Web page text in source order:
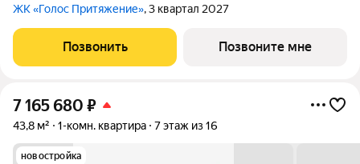
ЖК «Голос Притяжение», 3 квартал 2027
Позвонить Позвоните мне
7 165 680 ₽
43,8 м² 1-комн. квартира 7 этаж из 16
новостройка